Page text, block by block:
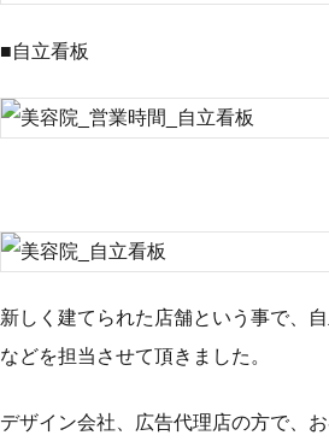
■自立看板
新しく建てられた店舗という事で、
などを担当させて頂きました。
デザイン会社、広告代理店の方で、